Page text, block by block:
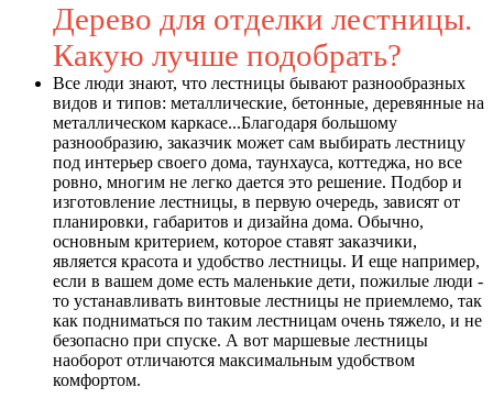
Дерево для отделки лестницы.
Какую лучше подобрать?
Все люди знают, что лестницы бывают разнообразных
видов и типов: металлические, бетонные, деревянные на
металлическом каркасе...Благодаря большому
разнообразию, заказчик может сам выбирать лестницу
под интерьер своего дома, таунхауса, коттеджа, но все
ровно, многим не легко дается это решение. Подбор и
изготовление лестницы, в первую очередь, зависят от
планировки, габаритов и дизайна дома. Обычно,
основным критерием, которое ставят заказчики,
является красота и удобство лестницы. И еще например,
если в вашем доме есть маленькие дети, пожилые люди -
то устанавливать винтовые лестницы не приемлемо, так
как подниматься по таким лестницам очень тяжело, и не
безопасно при спуске. А вот маршевые лестницы
наоборот отличаются максимальным удобством
комфортом.